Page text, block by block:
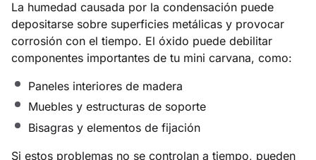
La humedad causada por la condensación puede
depositarse sobre superficies metálicas y provocar
corrosión con el tiempo. El óxido puede debilitar
componentes importantes de tu mini carvana, como:
Paneles interiores de madera
Muebles y estructuras de soporte
Bisagras y elementos de fijación
Si estos problemas no se controlan a tiempo, pueden